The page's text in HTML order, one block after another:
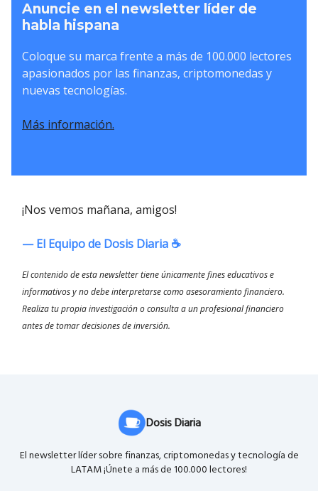
Anuncie en el newsletter líder de
habla hispana
Coloque su marca frente a más de 100.000 lectores
apasionados por las finanzas, criptomonedas y
nuevas tecnologías.
Más información.
¡Nos vemos mañana, amigos!
— El Equipo de Dosis Diaria ☕️
El contenido de esta newsletter tiene únicamente fines educativos e
informativos y no debe interpretarse como asesoramiento financiero.
Realiza tu propia investigación o consulta a un profesional financiero
antes de tomar decisiones de inversión.
Dosis Diaria
El newsletter líder sobre finanzas, criptomonedas y tecnología de
LATAM ¡Únete a más de 100.000 lectores!